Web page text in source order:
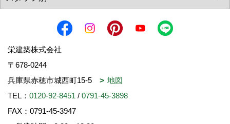
栄建築株式会社
〒678-0244
兵庫県赤穂市城西町15-5
地図
TEL： 0120-92-8451 / 0791-45-3898
FAX：0791-45-3947